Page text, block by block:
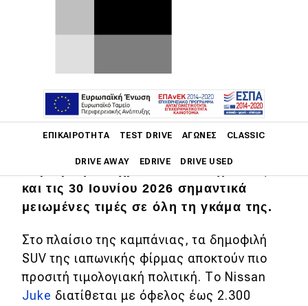
ΕΠΙΚΑΙΡΌΤΗΤΑ TEST DRIVE ΑΓΏΝΕΣ CLASSIC
DRIVE AWAY EDRIVE DRIVE USED
Main navigation
Επικαιρότητα
Νέα μοντέλα
Πρωτότυπα
Ελλάδα
Η Nissan υποδέχεται το καλοκαίρι με
το νέο πρόγραμμα προσφορών Nissan
και τις 30 Ιουνίου 2026 σημαντικά
μειωμένες τιμές σε όλη τη γκάμα της.
Στο πλαίσιο της καμπάνιας, τα δημοφιλή
SUV της ιαπωνικής φίρμας αποκτούν πιο
προσιτή τιμολογιακή πολιτική. Το Nissan
Juke διατίθεται με όφελος έως 2.300